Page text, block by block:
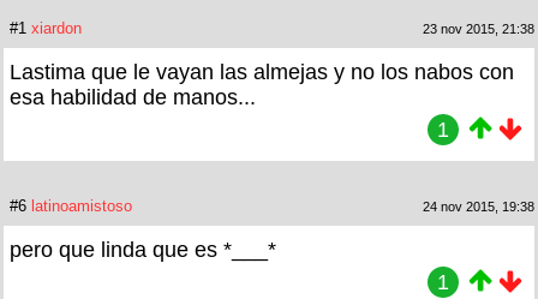
#1 xiardon 23 nov 2015, 21:38
Lastima que le vayan las almejas y no los nabos con
esa habilidad de manos...
1
#6 latinoamistoso 24 nov 2015, 19:38
pero que linda que es *___*
1